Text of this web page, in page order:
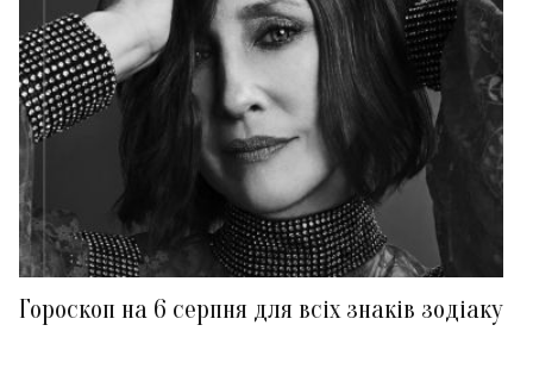
Гороскоп на 6 серпня для всіх знаків зодіаку